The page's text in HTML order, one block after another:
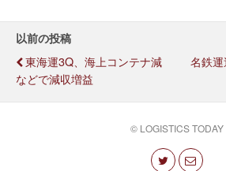
以前の投稿
東海運3Q、海上コンテナ減
などで減収増益
名鉄
© LOGISTICS TODAY